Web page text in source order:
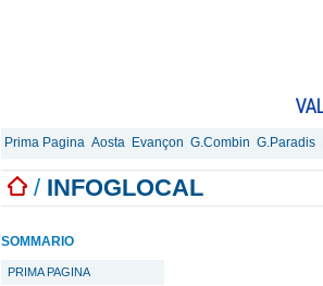
Prima Pagina Aosta Evançon G.Combin G.Paradis
/ INFOGLOCAL
SOMMARIO
PRIMA PAGINA